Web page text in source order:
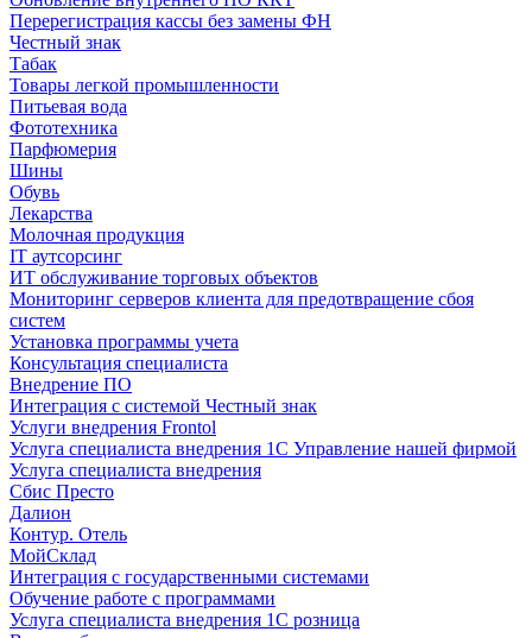
Перерегистрация кассы без замены ФН
Честный знак
Табак
Товары легкой промышленности
Питьевая вода
Фототехника
Парфюмерия
Шины
Обувь
Лекарства
Молочная продукция
IT аутсорсинг
ИТ обслуживание торговых объектов
Мониторинг серверов клиента для предотвращение сбоя
систем
Установка программы учета
Консультация специалиста
Внедрение ПО
Интеграция с системой Честный знак
Услуги внедрения Frontol
Услуга специалиста внедрения 1С Управление нашей фирмой
Услуга специалиста внедрения
Сбис Престо
Далион
Контур. Отель
МойСклад
Интеграция с государственными системами
Обучение работе с программами
Услуга специалиста внедрения 1С розница